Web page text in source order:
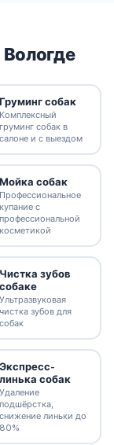
Груминг собак
Комплексный
груминг собак в
салоне и с выездом
Мойка собак
Профессиональное
купание с
профессиональной
косметикой
Чистка зубов
собаке
Ультразвуковая
чистка зубов для
собак
Экспресс-
линька собак
Удаление
подшёрстка,
снижение линьки до
80%